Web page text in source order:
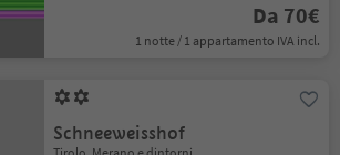
Da 70€
1 notte / 1 appartamento IVA incl.
Schneeweisshof